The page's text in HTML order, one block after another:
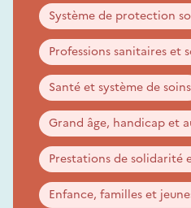
Système de protection
Professions sanitaires et
Santé et système de soins
Grand âge, handicap et
Prestations de solidarité
Enfance, familles et